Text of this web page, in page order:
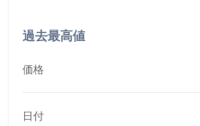
過去最高値
価格
日付